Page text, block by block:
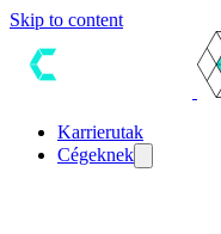
Skip to content
Karrierutak
Cégeknek